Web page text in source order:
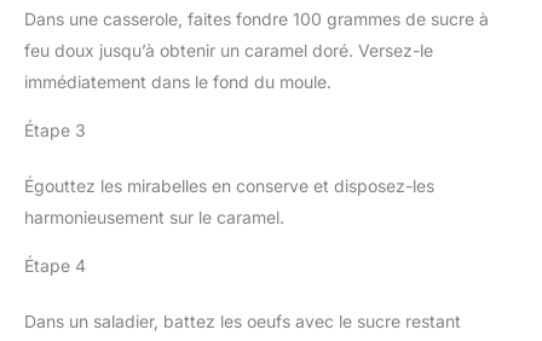
Dans une casserole, faites fondre 100 grammes de sucre à
feu doux jusqu’à obtenir un caramel doré. Versez-le
immédiatement dans le fond du moule.
Étape 3
Égouttez les mirabelles en conserve et disposez-les
harmonieusement sur le caramel.
Étape 4
Dans un saladier, battez les oeufs avec le sucre restant